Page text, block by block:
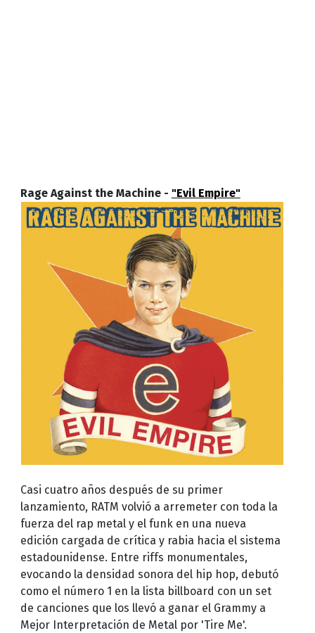
Rage Against the Machine - "Evil Empire"
Casi cuatro años después de su primer
lanzamiento, RATM volvió a arremeter con toda la
fuerza del rap metal y el funk en una nueva
edición cargada de crítica y rabia hacia el sistema
estadounidense. Entre riffs monumentales,
evocando la densidad sonora del hip hop, debutó
como el número 1 en la lista billboard con un set
de canciones que los llevó a ganar el Grammy a
Mejor Interpretación de Metal por 'Tire Me'.